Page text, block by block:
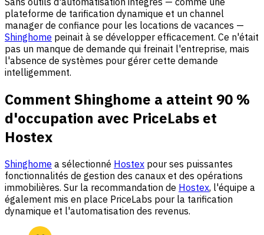
plateforme de tarification dynamique et un channel
manager de confiance pour les locations de vacances —
Shinghome peinait à se développer efficacement. Ce n'était
pas un manque de demande qui freinait l'entreprise, mais
l'absence de systèmes pour gérer cette demande
intelligemment.
Comment Shinghome a atteint 90 %
d'occupation avec PriceLabs et
Hostex
Shinghome a sélectionné Hostex pour ses puissantes
fonctionnalités de gestion des canaux et des opérations
immobilières. Sur la recommandation de Hostex, l'équipe a
également mis en place PriceLabs pour la tarification
dynamique et l'automatisation des revenus.